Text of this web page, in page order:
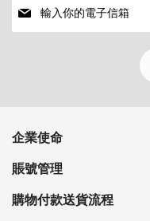
冊
我
企業使命
賬號管理
購物付款送貨流程